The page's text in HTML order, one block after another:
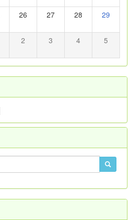
26 27 28 29
2 3 4 5